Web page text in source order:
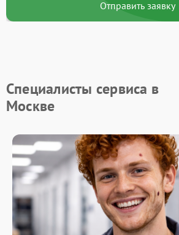
Отправить заявку
Специалисты сервиса в
Москве